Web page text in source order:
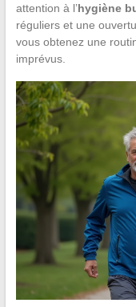
attention à l’hygiène
réguliers et une
vous obtenez une
imprévus.